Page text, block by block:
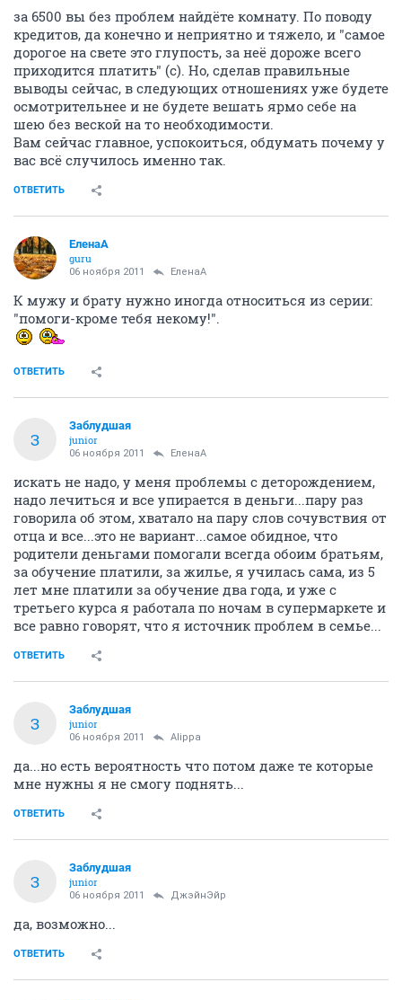
за 6500 вы без проблем найдёте комнату. По поводу
кредитов, да конечно и неприятно и тяжело, и "самое
дорогое на свете это глупость, за неё дороже всего
приходится платить" (с). Но, сделав правильные
выводы сейчас, в следующих отношениях уже будете
осмотрительнее и не будете вешать ярмо себе на
шею без веской на то необходимости.
Вам сейчас главное, успокоиться, обдумать почему у
вас всё случилось именно так.
ОТВЕТИТЬ
ЕленаА
guru
06 ноября 2011 ЕленаА
К мужу и брату нужно иногда относиться из серии:
"помоги-кроме тебя некому!".
ОТВЕТИТЬ
З
Заблудшая
junior
06 ноября 2011 ЕленаА
искать не надо, у меня проблемы с деторождением,
надо лечиться и все упирается в деньги...пару раз
говорила об этом, хватало на пару слов сочувствия от
отца и все...это не вариант...самое обидное, что
родители деньгами помогали всегда обоим братьям,
за обучение платили, за жилье, я училась сама, из 5
лет мне платили за обучение два года, и уже с
третьего курса я работала по ночам в супермаркете и
все равно говорят, что я источник проблем в семье...
ОТВЕТИТЬ
З
Заблудшая
junior
06 ноября 2011 Alippa
да...но есть вероятность что потом даже те которые
мне нужны я не смогу поднять...
ОТВЕТИТЬ
З
Заблудшая
junior
06 ноября 2011 ДжэйнЭйр
да, возможно...
ОТВЕТИТЬ